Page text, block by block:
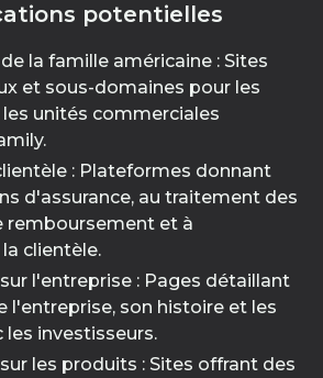
potentielles
la famille américaine : Sites
et sous-domaines pour les
unités commerciales
: Plateformes donnant
d'assurance, au traitement des
remboursement et à
clientèle.
l'entreprise : Pages détaillant
l'entreprise, son histoire et les
les investisseurs.
les produits : Sites offrant des